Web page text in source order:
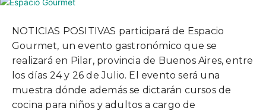
NOTICIAS POSITIVAS participará de Espacio
Gourmet, un evento gastronómico que se
realizará en Pilar, provincia de Buenos Aires, entre
los días 24 y 26 de Julio. El evento será una
muestra dónde además se dictarán cursos de
cocina para niños y adultos a cargo de